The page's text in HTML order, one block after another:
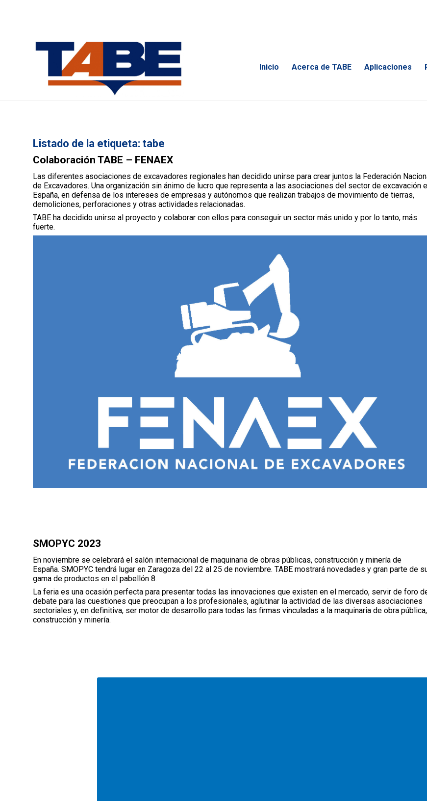
Inicio Acerca de TABE Aplicaciones
Inicio / Noticias / tabe
Listado de la etiqueta: tabe
Colaboración TABE – FENAEX
Las diferentes asociaciones de excavadores regionales han decidido unirse para crear juntos la Federación
de Excavadores. Una organización sin ánimo de lucro que representa a las asociaciones del sector de excavación
España, en defensa de los intereses de empresas y autónomos que realizan trabajos de movimiento de tierras,
demoliciones, perforaciones y otras actividades relacionadas.
TABE ha decidido unirse al proyecto y colaborar con ellos para conseguir un sector más unido y por lo tanto, más
fuerte.
SMOPYC 2023
En noviembre se celebrará el salón internacional de maquinaria de obras públicas, construcción y minería de
España. SMOPYC tendrá lugar en Zaragoza del 22 al 25 de noviembre. TABE mostrará novedades y gran parte de
gama de productos en el pabellón 8.
La feria es una ocasión perfecta para presentar todas las innovaciones que existen en el mercado, servir de foro
debate para las cuestiones que preocupan a los profesionales, aglutinar la actividad de las diversas asociaciones
sectoriales y, en definitiva, ser motor de desarrollo para todas las firmas vinculadas a la maquinaria de obra pública,
construcción y minería.